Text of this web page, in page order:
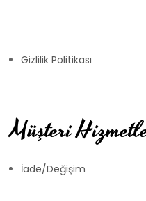
Gizlilik Politikası
Müşteri
İade/Değişim